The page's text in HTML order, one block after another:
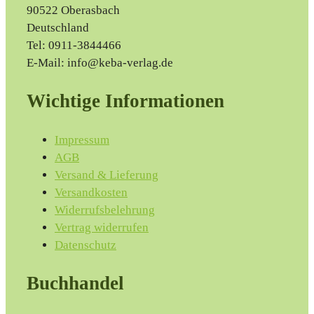
90522 Oberasbach
Deutschland
Tel: 0911-3844466
E-Mail: info@keba-verlag.de
Wichtige Informationen
Impressum
AGB
Versand & Lieferung
Versandkosten
Widerrufsbelehrung
Vertrag widerrufen
Datenschutz
Buchhandel